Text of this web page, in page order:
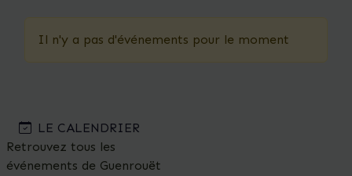
Il n'y a pas d'événements pour le moment
LE CALENDRIER
Retrouvez tous les
événements de Guenrouët